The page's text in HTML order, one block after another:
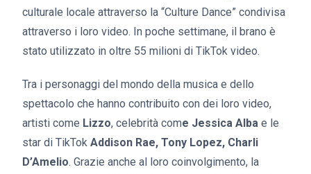
culturale locale attraverso la “Culture Dance” condivisa
attraverso i loro video. In poche settimane, il brano è
stato utilizzato in oltre 55 milioni di TikTok video.
Tra i personaggi del mondo della musica e dello
spettacolo che hanno contribuito con dei loro video,
artisti come Lizzo, celebrità come Jessica Alba e le
star di TikTok Addison Rae, Tony Lopez, Charli
D’Amelio. Grazie anche al loro coinvolgimento, la